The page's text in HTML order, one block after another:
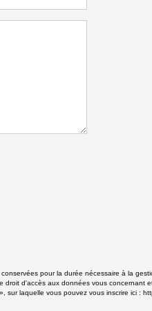
pour la durée nécessaire à la
d'accès aux données vous concernant
sur laquelle vous pouvez vous inscrire ici :